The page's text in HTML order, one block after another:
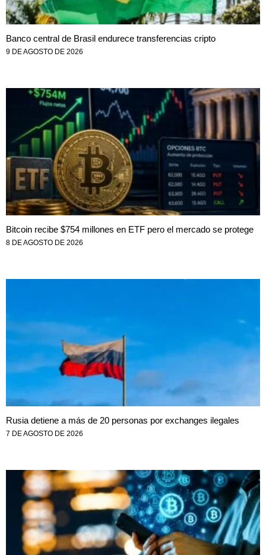
Banco central de Brasil endurece transferencias cripto
9 DE AGOSTO DE 2026
Bitcoin recibe $754 millones en ETF pero el mercado se protege
8 DE AGOSTO DE 2026
Rusia detiene a más de 20 personas por exchanges ilegales
7 DE AGOSTO DE 2026